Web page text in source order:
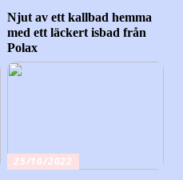
Njut av ett kallbad hemma
med ett läckert isbad från
Polax
25/10/2022